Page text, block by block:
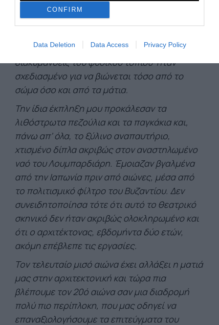
CONFIRM
Data Deletion Data Access Privacy Policy
εκεί ένιωσα, με έκπληξη, τη σχεδόν
κυριολεκτική κίνηση του εδάφους καθώς με
πλακόστρωτου που ακολουθούσε τις
διακυμάνσεις του φυσικού τοπίου· ήταν
σχεδιασμένο για να βιώνεται τόσο από το
σώμα όσο και από τα μάτια.
Την ίδια έκπληξη μου προκάλεσαν τα
λιθόστρωτα πεζούλια και τα παγκάκια και,
πάνω απ’ όλα, το ξύλινο αναπαυτήριο,
χτισμένο δίπλα ακριβώς στον αναστηλωμένο
ναό του Λουμπαρδιάρη. Έμοιαζαν βγαλμένα
από την Ιαπωνία πριν από αιώνες, μέσα από
το πολιτισμικό φίλτρο του Βυζαντίου. Δεν
συνειδητοποίησα τότε ότι αυτό το θεατρικό
σκηνικό δεν ήταν ακριβώς ολοκληρωμένο και
ότι ο αρχιτέκτονας, εβδομήντα δύο ετών,
ακόμη επέβλεπε τις εργασίες.
Τον τελευταίο μισό αιώνα έχει αλλάξει η ματιά
μας στην αρχιτεκτονική και τώρα πια
βλέπουμε τον 20ό αιώνα σαν μια διαδρομή
πολύ πιο περίπλοκη, που μας οδηγεί να
επαναξιολογήσουμε τα επιτεύγματα του